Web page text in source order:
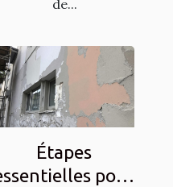
de...
Étapes
pour